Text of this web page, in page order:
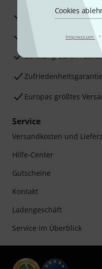
Cookies
Impressum ·
30 Tage Money-Back-
Reparaturservice
Beratung durch
Zufriedenheitsgarantie
Europas größtes
Service
Versandkosten und
Hilfe-Center
Gutscheine
Kontakt
Ladengeschäft
Service im Überblick